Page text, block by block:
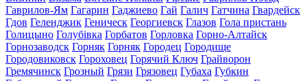
Гаврилов-Ям Гагарин Гаджиево Гай Галич Гатчина Гвардейск
Гдов Геленджик Геническ Георгиевск Глазов Гола пристань
Голицыно Голубівка Горбатов Горловка Горно-Алтайск
Горнозаводск Горняк Горняк Городец Городище
Городовиковск Гороховец Горячий Ключ Грайворон
Гремячинск Грозный Грязи Грязовец Губаха Губкин